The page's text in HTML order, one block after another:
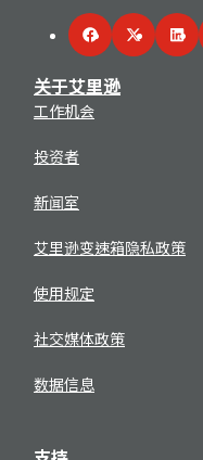
FacebookTwitter
关于艾里逊
工作机会
投资者
新闻室
艾里逊变速箱隐私政策
使用规定
社交媒体政策
数据信息